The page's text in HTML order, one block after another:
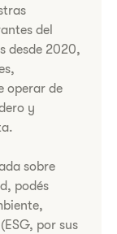
del
desde 2020,
operar de
y
sobre
podés
por sus